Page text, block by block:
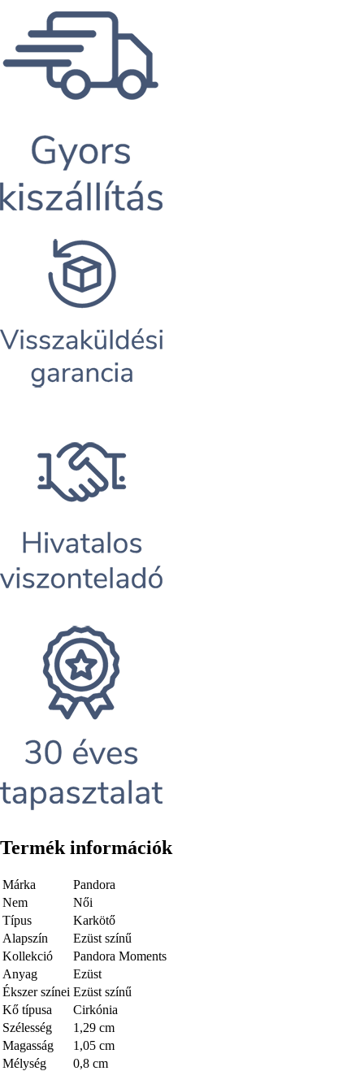
Termék információk
Márka
Pandora
Nem
Női
Típus
Karkötő
Alapszín
Ezüst színű
Kollekció
Pandora Moments
Anyag
Ezüst
Ékszer színei Ezüst színű
Kő típusa
Cirkónia
Szélesség
1,29 cm
Magasság
1,05 cm
Mélység
0,8 cm